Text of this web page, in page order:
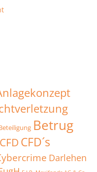
Betrug
CFD CFD´s
Darlehen